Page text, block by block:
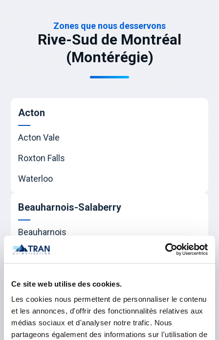
Ce site web utilise des cookies.
Les cookies nous permettent de personnaliser le contenu
et les annonces, d'offrir des fonctionnalités relatives aux
médias sociaux et d'analyser notre trafic. Nous
partageons également des informations sur l'utilisation de
Zones que nous desservons
Rive-Sud de Montréal
(Montérégie)
Acton
Acton Vale
Roxton Falls
Waterloo
Beauharnois-Salaberry
Beauharnois
Sainte-Martine
Le Haut-Richelieu
Mont-Saint-Grégoire